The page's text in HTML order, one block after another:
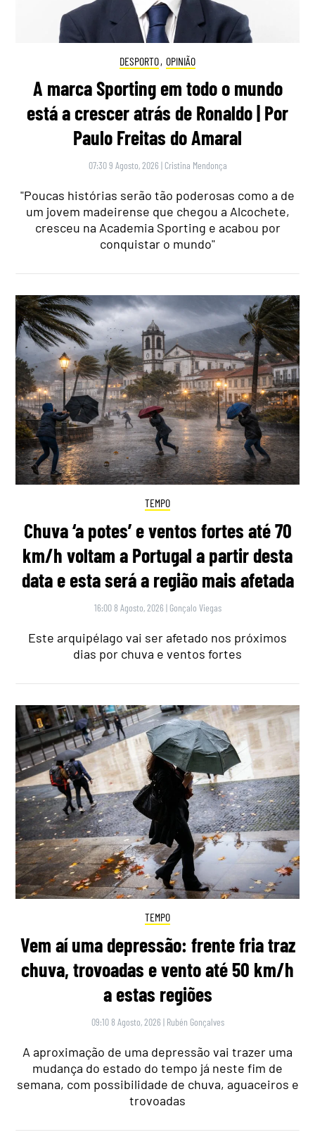
DESPORTO, OPINIÃO
A marca Sporting em todo o mundo
está a crescer atrás de Ronaldo | Por
Paulo Freitas do Amaral
07:30 9 Agosto, 2026 | Cristina Mendonça
"Poucas histórias serão tão poderosas como a de
um jovem madeirense que chegou a Alcochete,
cresceu na Academia Sporting e acabou por
conquistar o mundo"
TEMPO
Chuva ‘a potes’ e ventos fortes até 70
km/h voltam a Portugal a partir desta
data e esta será a região mais afetada
16:00 8 Agosto, 2026 | Gonçalo Viegas
Este arquipélago vai ser afetado nos próximos
dias por chuva e ventos fortes
TEMPO
Vem aí uma depressão: frente fria traz
chuva, trovoadas e vento até 50 km/h
a estas regiões
09:10 8 Agosto, 2026 | Rubén Gonçalves
A aproximação de uma depressão vai trazer uma
mudança do estado do tempo já neste fim de
semana, com possibilidade de chuva, aguaceiros e
trovoadas